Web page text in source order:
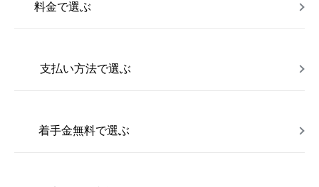
料金で選ぶ
支払い方法で選ぶ
着手金無料で選ぶ